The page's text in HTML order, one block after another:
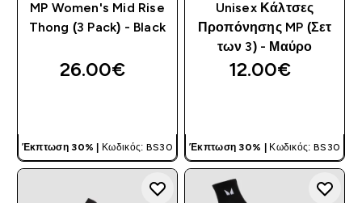
MP Women's Mid Rise
Thong (3 Pack) - Black
26.00€‎
Έκπτωση 30% | Κωδικός: BS30
Unisex Κάλτσες
Προπόνησης MP (Σετ
των 3) - Μαύρο
12.00€‎
Έκπτωση 30% | Κωδικός: BS30